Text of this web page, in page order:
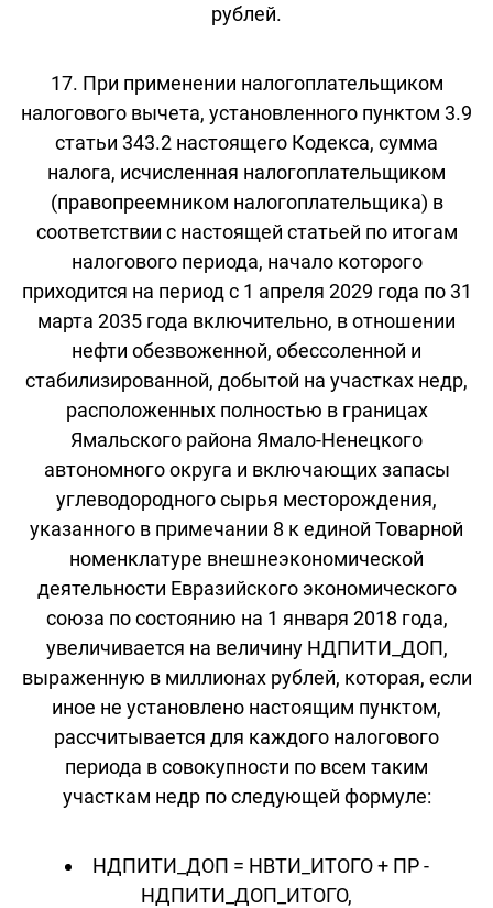
рублей.
17. При применении налогоплательщиком
налогового вычета, установленного пунктом 3.9
статьи 343.2 настоящего Кодекса, сумма
налога, исчисленная налогоплательщиком
(правопреемником налогоплательщика) в
соответствии с настоящей статьей по итогам
налогового периода, начало которого
приходится на период с 1 апреля 2029 года по 31
марта 2035 года включительно, в отношении
нефти обезвоженной, обессоленной и
стабилизированной, добытой на участках недр,
расположенных полностью в границах
Ямальского района Ямало-Ненецкого
автономного округа и включающих запасы
углеводородного сырья месторождения,
указанного в примечании 8 к единой Товарной
номенклатуре внешнеэкономической
деятельности Евразийского экономического
союза по состоянию на 1 января 2018 года,
увеличивается на величину НДПИТИ_ДОП,
выраженную в миллионах рублей, которая, если
иное не установлено настоящим пунктом,
рассчитывается для каждого налогового
периода в совокупности по всем таким
участкам недр по следующей формуле:
НДПИТИ_ДОП = НВТИ_ИТОГО + ПР -
НДПИТИ_ДОП_ИТОГО,